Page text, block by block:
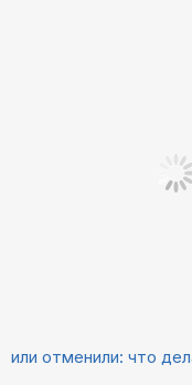
или отменили: что